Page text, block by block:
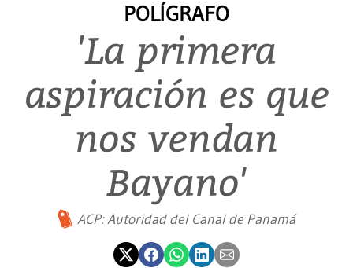
POLÍGRAFO
'La primera
aspiración es que
nos vendan
Bayano'
ACP: Autoridad del Canal de Panamá